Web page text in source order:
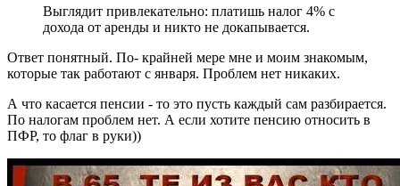
Выглядит привлекательно: платишь налог 4% с
дохода от аренды и никто не докапывается.
Ответ понятный. По- крайней мере мне и моим знакомым,
которые так работают с января. Проблем нет никаких.
А что касается пенсии - то это пусть каждый сам разбирается.
По налогам проблем нет. А если хотите пенсию относить в
ПФР, то флаг в руки))